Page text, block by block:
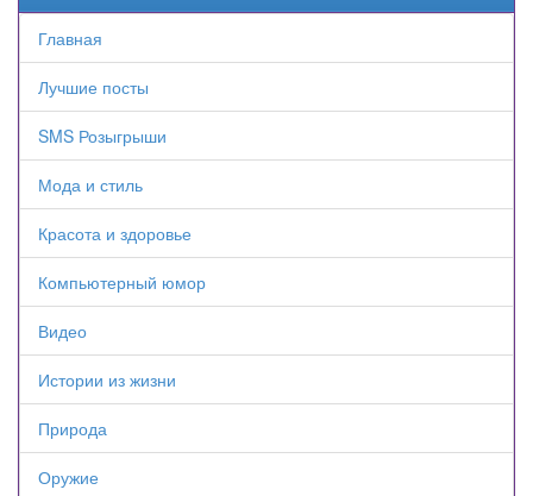
Главная
Лучшие посты
SMS Розыгрыши
Мода и стиль
Красота и здоровье
Компьютерный юмор
Видео
Истории из жизни
Природа
Оружие